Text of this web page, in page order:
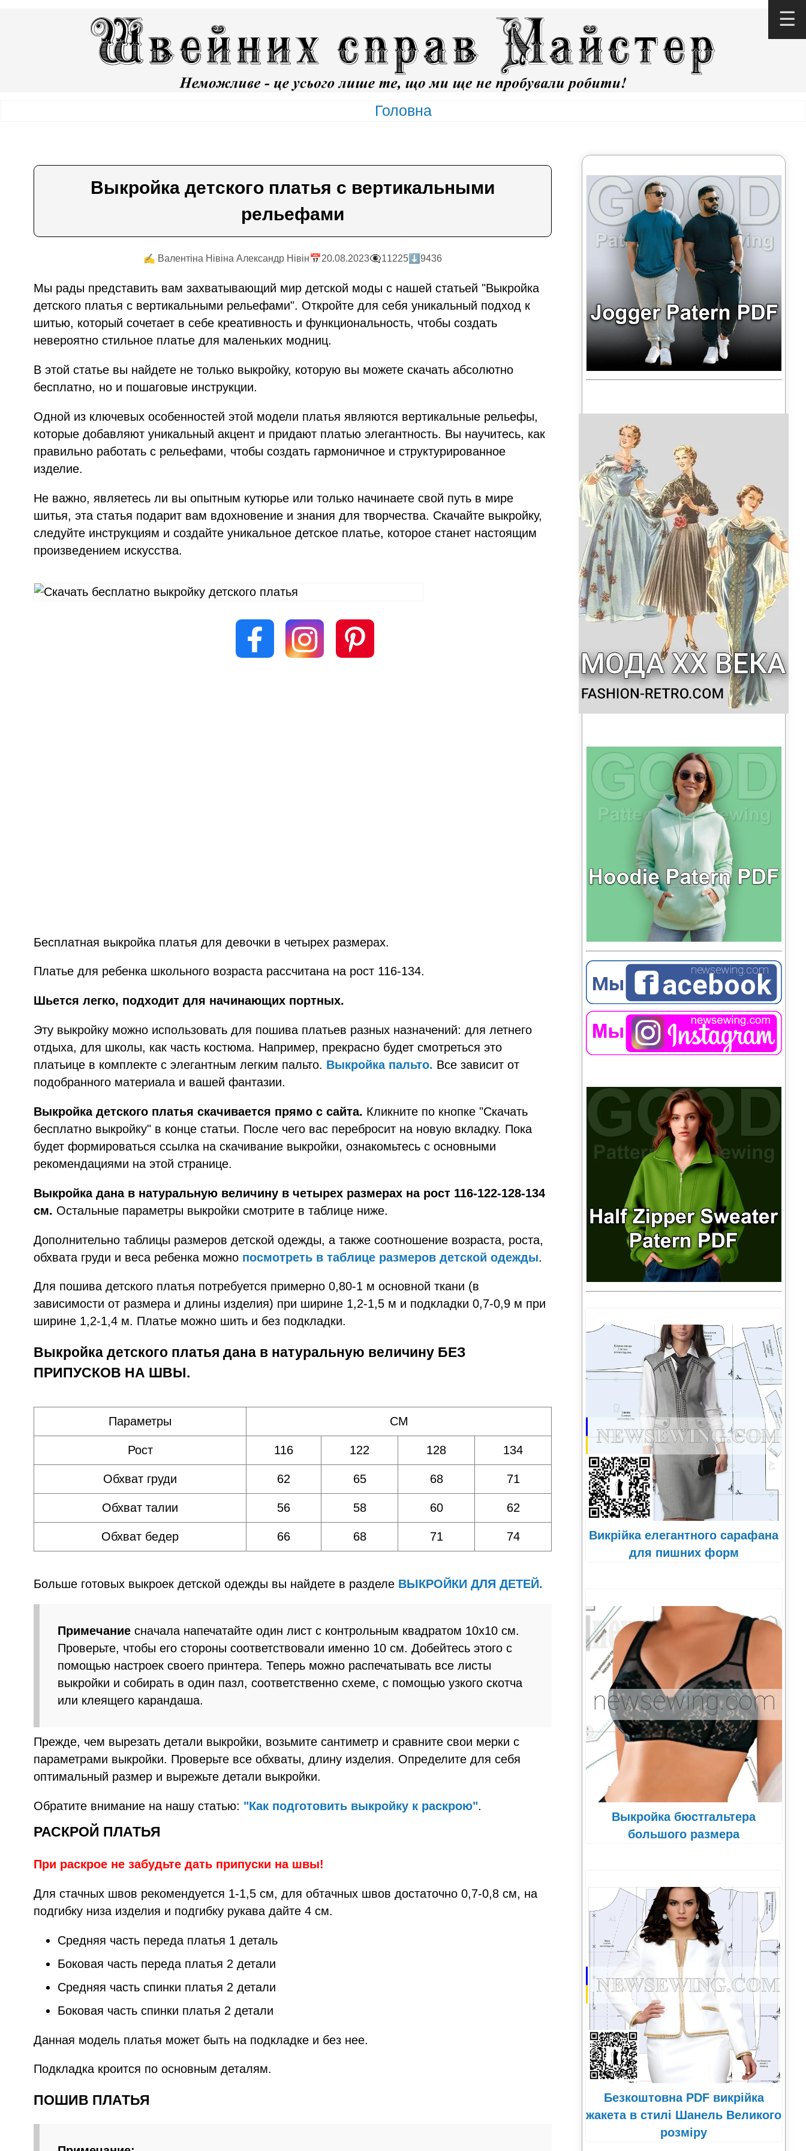
Головна
Выкройка детского платья с вертикальными
рельефами
✍️ Валентiна Нiвiна Александр Нiвiн📅20.08.2023👁️‍🗨️11225 ⬇️9436
Мы рады представить вам захватывающий мир детской моды с нашей статьей "Выкройка
детского платья с вертикальными рельефами". Откройте для себя уникальный подход к
шитью, который сочетает в себе креативность и функциональность, чтобы создать
невероятно стильное платье для маленьких модниц.
В этой статье вы найдете не только выкройку, которую вы можете скачать абсолютно
бесплатно, но и пошаговые инструкции.
Одной из ключевых особенностей этой модели платья являются вертикальные рельефы,
которые добавляют уникальный акцент и придают платью элегантность. Вы научитесь, как
правильно работать с рельефами, чтобы создать гармоничное и структурированное
изделие.
Не важно, являетесь ли вы опытным кутюрье или только начинаете свой путь в мире
шитья, эта статья подарит вам вдохновение и знания для творчества. Скачайте выкройку,
следуйте инструкциям и создайте уникальное детское платье, которое станет настоящим
произведением искусства.
Бесплатная выкройка платья для девочки в четырех размерах.
Платье для ребенка школьного возраста рассчитана на рост 116-134.
Шьется легко, подходит для начинающих портных.
Эту выкройку можно использовать для пошива платьев разных назначений: для летнего
отдыха, для школы, как часть костюма. Например, прекрасно будет смотреться это
платьице в комплекте с элегантным легким пальто. Выкройка пальто. Все зависит от
подобранного материала и вашей фантазии.
Выкройка детского платья скачивается прямо с сайта. Кликните по кнопке "Скачать
бесплатно выкройку" в конце статьи. После чего вас перебросит на новую вкладку. Пока
будет формироваться ссылка на скачивание выкройки, ознакомьтесь с основными
рекомендациями на этой странице.
Выкройка дана в натуральную величину в четырех размерах на рост 116-122-128-134
см. Остальные параметры выкройки смотрите в таблице ниже.
Дополнительно таблицы размеров детской одежды, а также соотношение возраста, роста,
обхвата груди и веса ребенка можно посмотреть в таблице размеров детской одежды.
Для пошива детского платья потребуется примерно 0,80-1 м основной ткани (в
зависимости от размера и длины изделия) при ширине 1,2-1,5 м и подкладки 0,7-0,9 м при
ширине 1,2-1,4 м. Платье можно шить и без подкладки.
Выкройка детского платья дана в натуральную величину БЕЗ
ПРИПУСКОВ НА ШВЫ.
Параметры СМ
Рост 116 122 128 134
Обхват груди 62 65 68 71
Обхват талии 56 58 60 62
Обхват бедер 66 68 71 74
Больше готовых выкроек детской одежды вы найдете в разделе ВЫКРОЙКИ ДЛЯ ДЕТЕЙ.
Примечаниесначала напечатайте один лист с контрольным квадратом 10х10 см.
Проверьте, чтобы его стороны соответствовали именно 10 см. Добейтесь этого с
помощью настроек своего принтера. Теперь можно распечатывать все листы
выкройки и собирать в один пазл, соответственно схеме, с помощью узкого скотча
или клеящего карандаша.
Прежде, чем вырезать детали выкройки, возьмите сантиметр и сравните свои мерки с
параметрами выкройки. Проверьте все обхваты, длину изделия. Определите для себя
оптимальный размер и вырежьте детали выкройки.
Обратите внимание на нашу статью: "Как подготовить выкройку к раскрою".
РАСКРОЙ ПЛАТЬЯ
При раскрое не забудьте дать припуски на швы!
Для стачных швов рекомендуется 1-1,5 см, для обтачных швов достаточно 0,7-0,8 см, на
подгибку низа изделия и подгибку рукава дайте 4 см.
Средняя часть переда платья 1 деталь
Боковая часть переда платья 2 детали
Средняя часть спинки платья 2 детали
Боковая часть спинки платья 2 детали
Данная модель платья может быть на подкладке и без нее.
Подкладка кроится по основным деталям.
ПОШИВ ПЛАТЬЯ
Викрійка елегантного сарафана
для пишних форм
Выкройка бюстгальтера
большого размера
Безкоштовна PDF викрійка
жакета в стилі Шанель Великого
розміру